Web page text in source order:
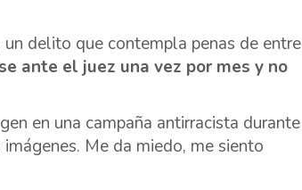
delito que contempla penas de entre
ante el juez una vez por mes y no
en una campaña antirracista durante
Me da miedo, me siento